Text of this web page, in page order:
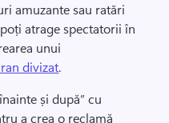
amuzante sau ratări
atrage spectatorii în
unui
divizat.
și după” cu
a crea o reclamă